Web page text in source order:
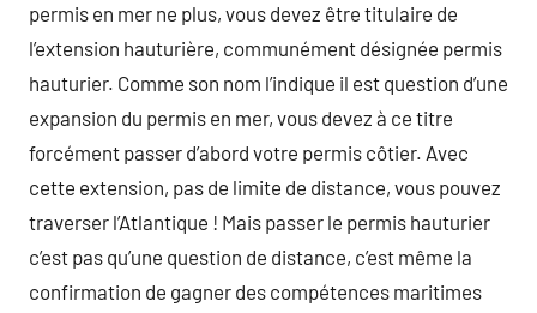
permis en mer ne plus, vous devez être titulaire de
l’extension hauturière, communément désignée permis
hauturier. Comme son nom l’indique il est question d’une
expansion du permis en mer, vous devez à ce titre
forcément passer d’abord votre permis côtier. Avec
cette extension, pas de limite de distance, vous pouvez
traverser l’Atlantique ! Mais passer le permis hauturier
c’est pas qu’une question de distance, c’est même la
confirmation de gagner des compétences maritimes